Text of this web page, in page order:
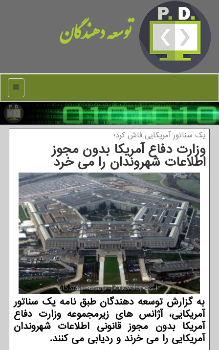
توسعه دهندگان
منو
یك سناتور آمریكایی فاش كرد؛
وزارت دفاع آمریكا بدون مجوز
اطلاعات شهروندان را می خرد
به گزارش توسعه دهندگان طبق نامه یک سناتور
آمریکایی، آژانس های زیرمجموعه وزارت دفاع
آمریکا بدون مجوز قانونی اطلاعات شهروندان
آمریکایی را می خرند و ردیابی می کنند.